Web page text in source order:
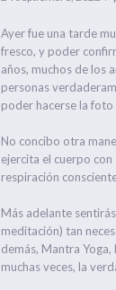
Ayer fue una tarde
fresco, y poder
años, muchos de los
personas
poder hacerse la
No concibo otra
ejercita el cuerpo
respiración
Más adelante
meditación) tan
demás, Mantra
muchas veces, la